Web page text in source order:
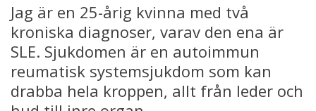
Jag är en 25-årig kvinna med två
kroniska diagnoser, varav den ena är
SLE. Sjukdomen är en autoimmun
reumatisk systemsjukdom som kan
drabba hela kroppen, allt från leder och